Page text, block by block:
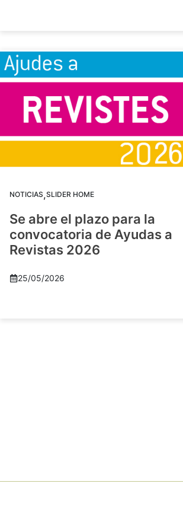
NOTICIAS,SLIDER HOME
Se abre el plazo para la
convocatoria de Ayudas a
Revistas 2026
25/05/2026